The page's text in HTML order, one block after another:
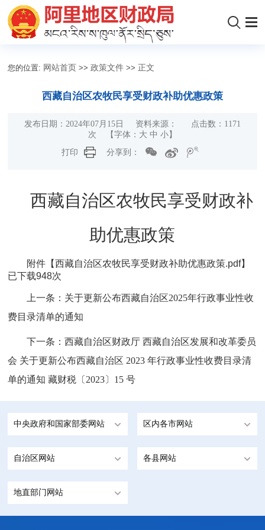
您的位置: 网站首页 >>政策文件 >> 正文
西藏自治区农牧民享受财政补助优惠政策
发布日期：2024年07月15日 资料来源： 点击数： 1171
次
【字体： 大 中 小】
打印
分享到：
西藏自治区农牧民享受财政补
助优惠政策
附件【西藏自治区农牧民享受财政补助优惠政策.pdf】
已下载948次
上一条： 关于更新公布西藏自治区2025年行政事业性收
费目录清单的通知
下一条：西藏自治区财政厅 西藏自治区发展和改革委员
会 关于更新公布西藏自治区 2023 年行政事业性收费目录清
单的通知 藏财税〔2023〕15 号
中央政府和国家部委网站 区内各市网站
自治区网站 各县网站
地直部门网站